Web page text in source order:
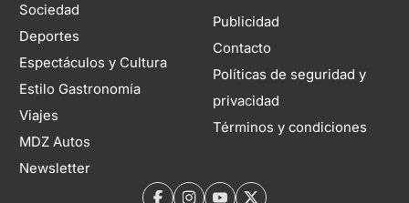
Sociedad
Deportes
Espectáculos y Cultura
Estilo Gastronomía
Viajes
MDZ Autos
Newsletter
Publicidad
Contacto
Políticas de seguridad y
privacidad
Términos y condiciones